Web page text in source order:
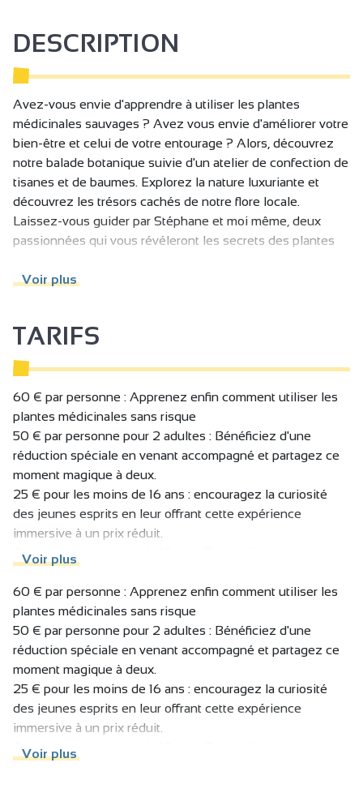
DESCRIPTION
Avez-vous envie d'apprendre à utiliser les plantes
médicinales sauvages ? Avez vous envie d'améliorer votre
bien-être et celui de votre entourage ? Alors, découvrez
notre balade botanique suivie d'un atelier de confection de
tisanes et de baumes. Explorez la nature luxuriante et
découvrez les trésors cachés de notre flore locale.
Laissez-vous guider par Stéphane et moi même, deux
passionnées qui vous révéleront les secrets des plantes
Reconnaître les plantes sauvages médicinales
Savoir bien cueillir, quand, comment et combien
Utiliser des plantes sans risque en tisane, en huile, en
baumes, en sirops, en vins, en vinaigre etc.
Découvrir les meilleurs livres pour cueillir sans se tromper
Réaliser vos propres recettes
Repartir avec un livret complet sur les plantes médicinales
Repartir avec votre tisane personnalisée et votre baume.
Lors de cette balade botanique, ouvrez grand vos sens et
apprenez à reconnaître les plantes par leurs feuilles, leurs
surprendre par les vertus insoupçonnées de ces
merveilles de la nature.
Plongez vous ensuite dans l'atelier créatif où vous
apprendrez à confectionner vos propres tisanes et
baumes. Expérimentez les différentes combinaisons de
plantes pour créer des infusions savoureuses et
Voir plus
TARIFS
60 € par personne : Apprenez enfin comment utiliser les
plantes médicinales sans risque
50 € par personne pour 2 adultes : Bénéficiez d'une
réduction spéciale en venant accompagné et partagez ce
moment magique à deux.
25 € pour les moins de 16 ans : encouragez la curiosité
des jeunes esprits en leur offrant cette expérience
immersive à un prix réduit.
Gratuit pour les moins de 12 ans : Faites découvrir la
frais.
Voir plus
60 € par personne : Apprenez enfin comment utiliser les
plantes médicinales sans risque
50 € par personne pour 2 adultes : Bénéficiez d'une
réduction spéciale en venant accompagné et partagez ce
moment magique à deux.
25 € pour les moins de 16 ans : encouragez la curiosité
des jeunes esprits en leur offrant cette expérience
immersive à un prix réduit.
Gratuit pour les moins de 12 ans : Faites découvrir la
Voir plus